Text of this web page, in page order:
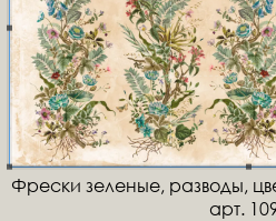
Фрески зеленые, разводы,
арт.